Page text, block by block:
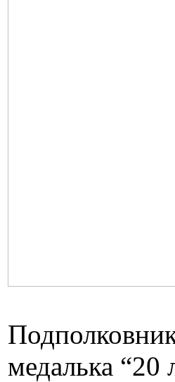
медалька